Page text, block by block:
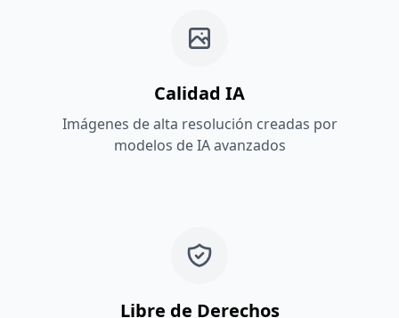
Calidad IA
Imágenes de alta resolución creadas por
modelos de IA avanzados
Libre de Derechos